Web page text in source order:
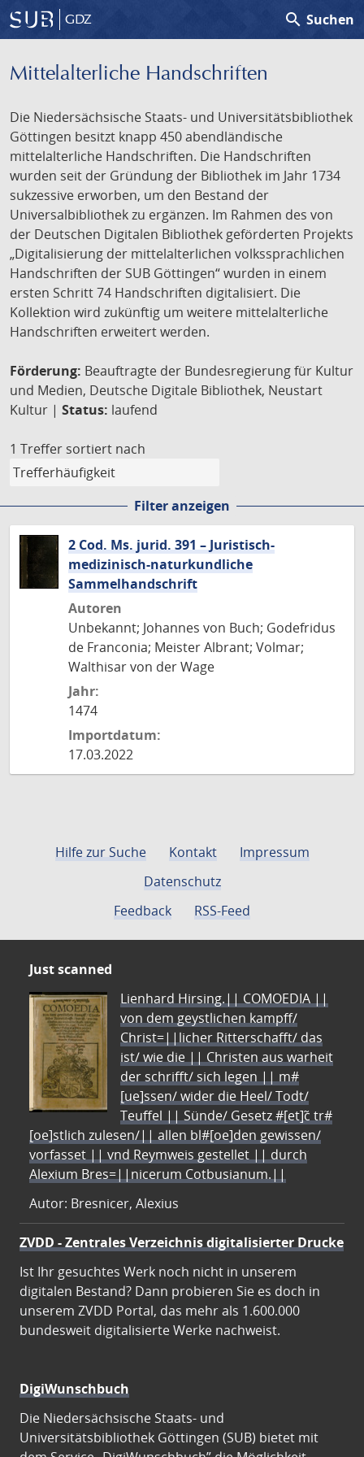
GDZ search Suchen
Mittelalterliche Handschriften
Die Niedersächsische Staats- und Universitätsbibliothek
Göttingen besitzt knapp 450 abendländische
mittelalterliche Handschriften. Die Handschriften
wurden seit der Gründung der Bibliothek im Jahr 1734
sukzessive erworben, um den Bestand der
Universalbibliothek zu ergänzen. Im Rahmen des von
der Deutschen Digitalen Bibliothek geförderten Projekts
„Digitalisierung der mittelalterlichen volkssprachlichen
Handschriften der SUB Göttingen“ wurden in einem
ersten Schritt 74 Handschriften digitalisiert. Die
Kollektion wird zukünftig um weitere mittelalterliche
Handschriften erweitert werden.
Förderung: Beauftragte der Bundesregierung für Kultur
und Medien, Deutsche Digitale Bibliothek, Neustart
Kultur | Status: laufend
1 Treffer sortiert nach
Filter anzeigen
2 Cod. Ms. jurid. 391 – Juristisch-
medizinisch-naturkundliche
Sammelhandschrift
Autoren
Unbekannt; Johannes von Buch; Godefridus
de Franconia; Meister Albrant; Volmar;
Walthisar von der Wage
Jahr:
1474
Importdatum:
17.03.2022
Hilfe zur Suche Kontakt
Impressum
Datenschutz
Feedback
RSS-Feed
Just scanned
Lienhard Hirsing.|| COMOEDIA ||
von dem geystlichen kampff/
Christ=||licher Ritterschafft/ das
ist/ wie die || Christen aus warheit
der schrifft/ sich legen || m#
[ue]ssen/ wider die Heel/ Todt/
Teuffel || Sünde/ Gesetz #[et]c̃ tr#
[oe]stlich zulesen/|| allen bl#[oe]den gewissen/
vorfasset || vnd Reymweis gestellet || durch
Alexium Bres=||nicerum Cotbusianum.||
Autor: Bresnicer, Alexius
ZVDD - Zentrales Verzeichnis digitalisierter Drucke
Ist Ihr gesuchtes Werk noch nicht in unserem
digitalen Bestand? Dann probieren Sie es doch in
unserem ZVDD Portal, das mehr als 1.600.000
bundesweit digitalisierte Werke nachweist.
DigiWunschbuch
Die Niedersächsische Staats- und
Universitätsbibliothek Göttingen (SUB) bietet mit